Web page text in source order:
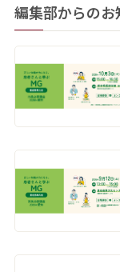
編集部からのお